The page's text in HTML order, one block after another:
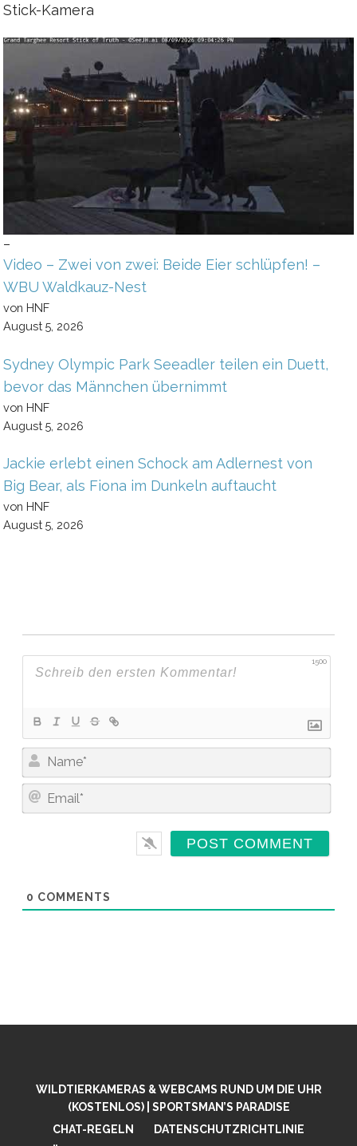
Stick-Kamera
–
Video – Zwei von zwei: Beide Eier schlüpfen! –
WBU Waldkauz-Nest
von HNF
August 5, 2026
Sydney Olympic Park Seeadler teilen ein Duett,
bevor das Männchen übernimmt
von HNF
August 5, 2026
Jackie erlebt einen Schock am Adlernest von
Big Bear, als Fiona im Dunkeln auftaucht
von HNF
August 5, 2026
1500
N
M
*
E
0 COMMENTS
WILDTIERKAMERAS & WEBCAMS RUND UM DIE UHR
(KOSTENLOS) | SPORTSMAN’S PARADISE
CHAT-REGELN
DATENSCHUTZRICHTLINIE